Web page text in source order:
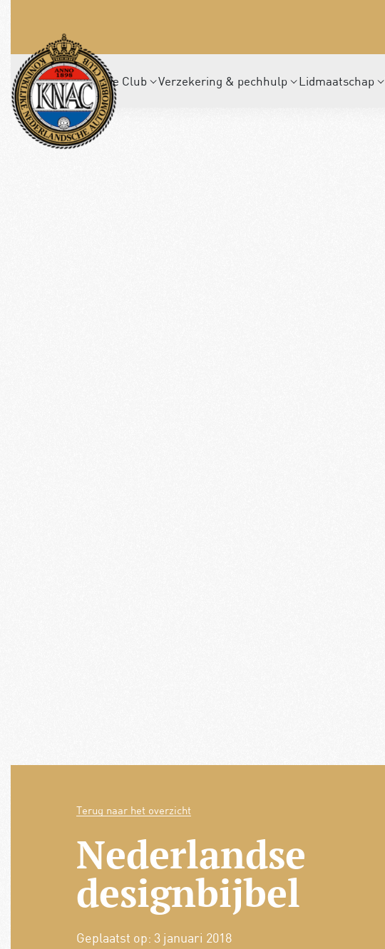
De Club Verzekering & pechhulp Lidmaatschap
Terug naar het overzicht
Nederlandse
designbijbel
Geplaatst op: 3 januari 2018